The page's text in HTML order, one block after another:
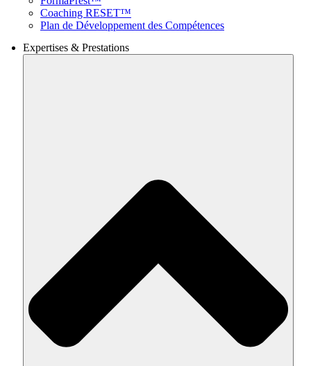
Coaching RESET™
Plan de Développement des Compétences
Expertises & Prestations